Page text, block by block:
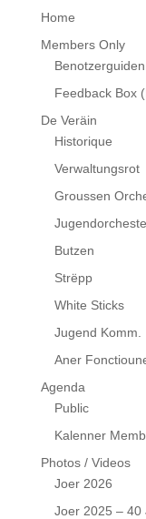
Home
Members Only
Benotzerguiden
Feedback Box
De Veräin
Historique
Verwaltungsrot
Groussen
Butzen
Strëpp
White Sticks
Jugend Komm.
Aner
Agenda
Public
Kalenner
Photos / Videos
Joer 2026
Joer 2025 – 40